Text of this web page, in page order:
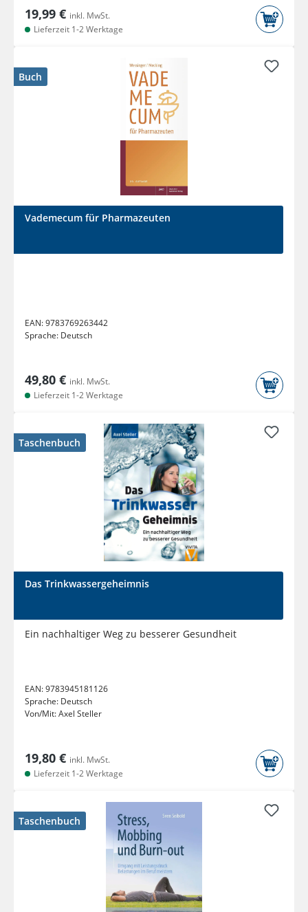
19,99 € inkl. MwSt.
Lieferzeit 1-2 Werktage
Buch
Vademecum für Pharmazeuten
EAN:9783769263442
Sprache: Deutsch
49,80 € inkl. MwSt.
Lieferzeit 1-2 Werktage
Taschenbuch
Das Trinkwassergeheimnis
Ein nachhaltiger Weg zu besserer Gesundheit
EAN:9783945181126
Sprache: Deutsch
Von/Mit:Axel Steller
19,80 € inkl. MwSt.
Lieferzeit 1-2 Werktage
Taschenbuch